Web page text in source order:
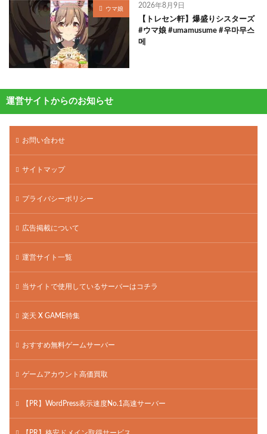
ウマ娘 2026年8月9日
【トレセン軒】爆盛りシスターズ
#ウマ娘 #umamusume #우마무스
메
運営サイトからのお知らせ
お問い合わせ
サイトマップ
プライバシーポリシー
広告掲載について
運営サイト一覧
当サイトで使用しているサーバーはコチラ
楽天 X GAME特集
おすすめ無料ゲームサーバー
ゲームアカウント高価買取
【PR】WordPress表示速度No.1高速サーバー